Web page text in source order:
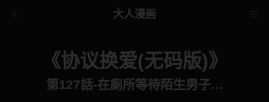
大人漫画
《协议换爱(无码版)》
第127話-在廁所等待陌生男子…